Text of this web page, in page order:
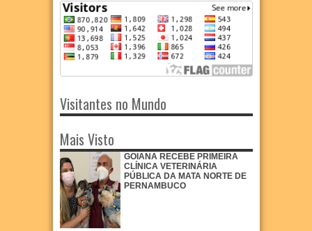
Visitantes no Mundo
Mais Visto
GOIANA RECEBE PRIMEIRA
CLÍNICA VETERINÁRIA
PÚBLICA DA MATA NORTE DE
PERNAMBUCO